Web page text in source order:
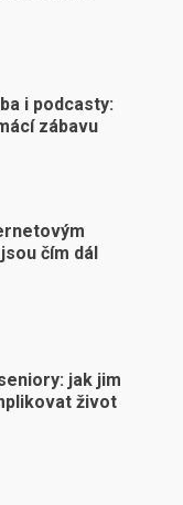
i podcasty:
zábavu
čím dál
jak jim
život